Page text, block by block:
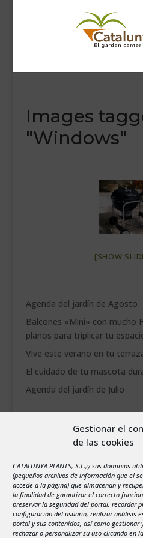
Gestionar el
de las cookies
CATALUNYA PLANTS, S.L.,y sus dominios
(pequeños archivos de información que el
accede a la página) que almacenan y
la finalidad de garantizar el correcto
preservar la seguridad del portal, recordar
configuración del usuario, realizar análisis
portal y sus contenidos, así como gestionar
rechazar o personalizar su uso clicando en
INICIO
PLANTAS
VEURE EN CATALÀ
Images
"Windows"
[SHOW
Agenda del jardín de Agosto
Balcones «Mini» con mucho
planos para triplicar tu
Vive este verano en tu
El cuidado de tu mascota
Agenda del jardín de Julio
X J
3
4 5 6
10
11 12 13
17
18 19 20
24
25 26 27